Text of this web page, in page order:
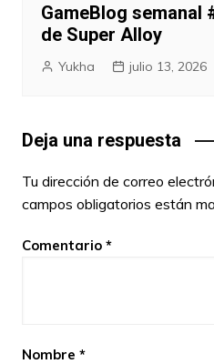
GameBlog semanal
de Super Alloy
Yukha julio 13, 2026
Deja una respuesta
Tu dirección de correo
campos obligatorios están
Comentario *
Nombre *